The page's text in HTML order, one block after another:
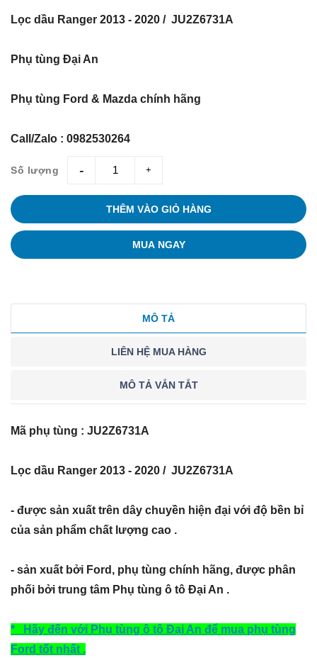
Lọc dầu Ranger 2013 - 2020 / JU2Z6731A
Phụ tùng Đại An
Phụ tùng Ford & Mazda chính hãng
Call/Zalo : 0982530264
Số lượng giam tang
THÊM VÀO GIỎ HÀNG
MUA NGAY
MÔ TẢ
LIÊN HỆ MUA HÀNG
MÔ TẢ VẮN TẮT
Mã phụ tùng : JU2Z6731A
Lọc dầu Ranger 2013 - 2020 / JU2Z6731A
- được sản xuất trên dây chuyền hiện đại với độ bền bỉ
của sản phẩm chất lượng cao .
- sản xuất bởi Ford, phụ tùng chính hãng, được phân
phối bởi trung tâm Phụ tùng ô tô Đại An .
* Hãy đến với Phụ tùng ô tô Đại An để mua phụ tùng
Ford tốt nhất .